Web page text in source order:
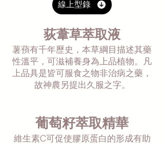
線上型錄
荻葦草萃取液
薯蕷有千年歷史，本草綱目描述其藥
性溫平，可滋補養身為上品植物。凡
上品具是皆可服食之物非治病之藥，
故神農另提出久服之字。
葡萄籽萃取精華
維生素C可促使膠原蛋白的形成有助